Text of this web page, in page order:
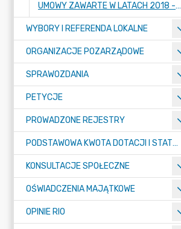
UMOWY ZAWARTE W LATACH 2018 - 2022
WYBORY I REFERENDA LOKALNE
ORGANIZACJE POZARZĄDOWE
SPRAWOZDANIA
PETYCJE
PROWADZONE REJESTRY
PODSTAWOWA KWOTA DOTACJI I STATYSTYCZNA LICZBA UCZNIÓW
KONSULTACJE SPOŁECZNE
OŚWIADCZENIA MAJĄTKOWE
OPINIE RIO